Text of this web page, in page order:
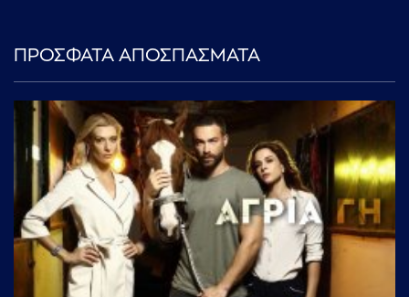
...πληκτρολογήστε κείμενο προς αναζήτηση
ΠΡΟΣΦΑΤΑ ΑΠΟΣΠΑΣΜΑΤΑ